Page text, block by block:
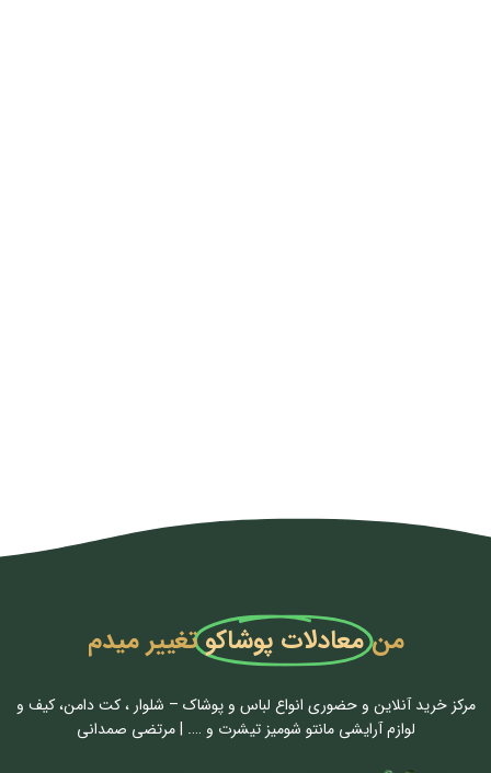
منمعادلات پوشاکوتغییر میدم
مرکز خرید آنلاین و حضوری انواع لباس‌ و پوشاک – شلوار ، کت دامن، کیف و
لوازم آرایشی مانتو شومیز تیشرت و …. | مرتضی صمدانی